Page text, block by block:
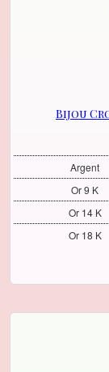
Bijou
Argent
Or 9 K
Or 14 K
Or 18 K